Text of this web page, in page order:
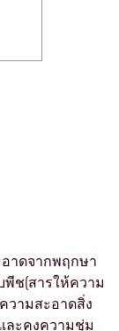
อาดจากพฤกษา
พีช(สารให้ความ
วามสะอาดสิ่ง
ละคงความชุ่ม